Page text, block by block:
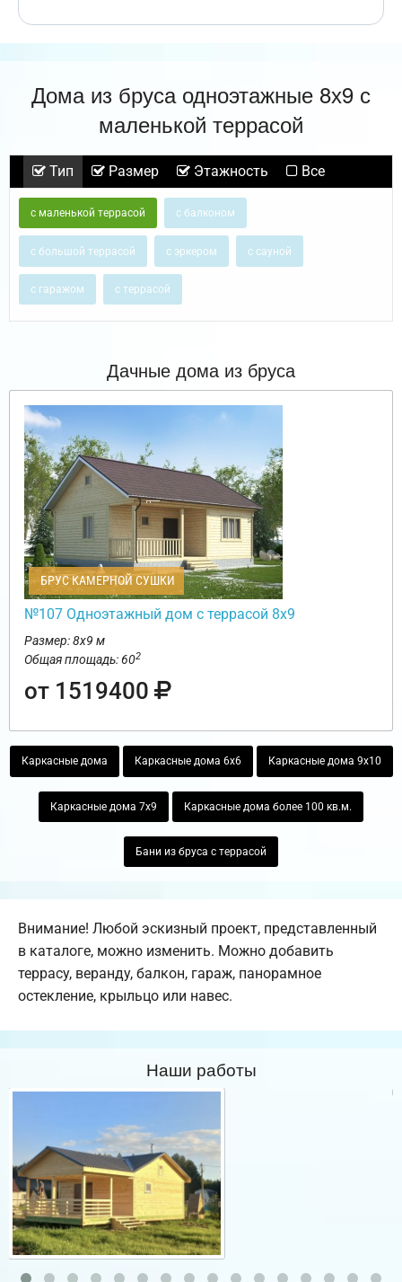
Дома из бруса одноэтажные 8х9 с
маленькой террасой
Тип Размер Этажность Все
с маленькой террасой с балконом
с большой террасой с эркером с сауной
с гаражом с террасой
Дачные дома из бруса
БРУС КАМЕРНОЙ СУШКИ
№107 Одноэтажный дом с террасой 8х9
Размер: 8х9 м
Общая площадь: 602
от 1519400
Каркасные дома Каркасные дома 6х6 Каркасные дома 9х10
Каркасные дома 7х9 Каркасные дома более 100 кв.м.
Бани из бруса с террасой
Внимание! Любой эскизный проект, представленный
в каталоге, можно изменить. Можно добавить
террасу, веранду, балкон, гараж, панорамное
остекление, крыльцо или навес.
Наши работы